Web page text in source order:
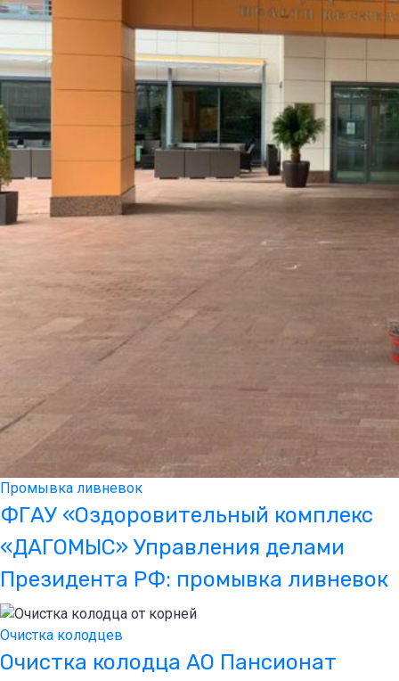
Промывка ливневок
ФГАУ «Оздоровительный комплекс
«ДАГОМЫС» Управления делами
Президента РФ: промывка ливневок
Очистка колодцев
Очистка колодца АО Пансионат